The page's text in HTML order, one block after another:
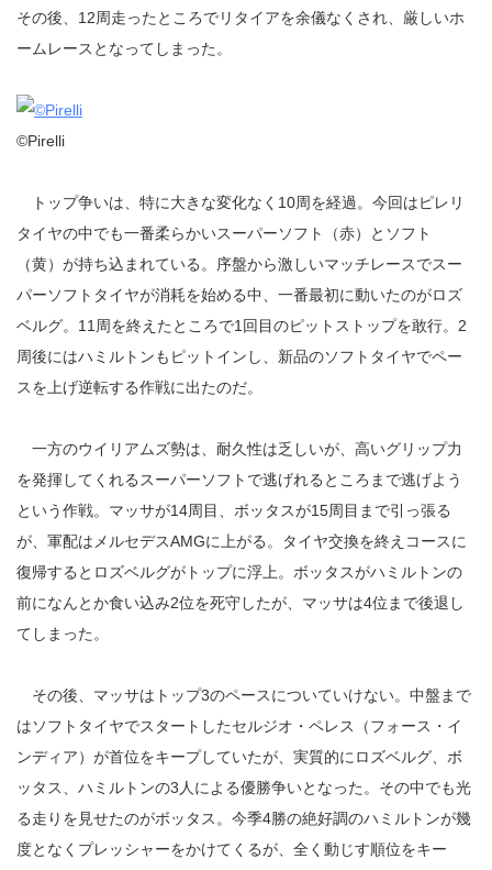
その後、12周走ったところでリタイアを余儀なくされ、厳しいホ
ームレースとなってしまった。
©Pirelli
トップ争いは、特に大きな変化なく10周を経過。今回はピレリ
タイヤの中でも一番柔らかいスーパーソフト（赤）とソフト
（黄）が持ち込まれている。序盤から激しいマッチレースでスー
パーソフトタイヤが消耗を始める中、一番最初に動いたのがロズ
ベルグ。11周を終えたところで1回目のピットストップを敢行。2
周後にはハミルトンもピットインし、新品のソフトタイヤでペー
スを上げ逆転する作戦に出たのだ。
一方のウイリアムズ勢は、耐久性は乏しいが、高いグリップ力
を発揮してくれるスーパーソフトで逃げれるところまで逃げよう
という作戦。マッサが14周目、ボッタスが15周目まで引っ張る
が、軍配はメルセデスAMGに上がる。タイヤ交換を終えコースに
復帰するとロズベルグがトップに浮上。ボッタスがハミルトンの
前になんとか食い込み2位を死守したが、マッサは4位まで後退し
てしまった。
その後、マッサはトップ3のペースについていけない。中盤まで
はソフトタイヤでスタートしたセルジオ・ペレス（フォース・イ
ンディア）が首位をキープしていたが、実質的にロズベルグ、ボ
ッタス、ハミルトンの3人による優勝争いとなった。その中でも光
る走りを見せたのがボッタス。今季4勝の絶好調のハミルトンが幾
度となくプレッシャーをかけてくるが、全く動じす順位をキー